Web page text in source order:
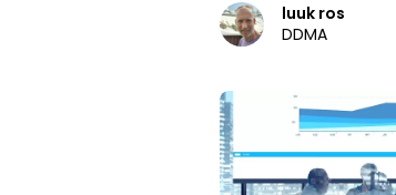
luuk ros
DDMA